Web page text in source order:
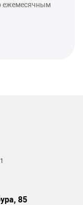
ежемесячным
85